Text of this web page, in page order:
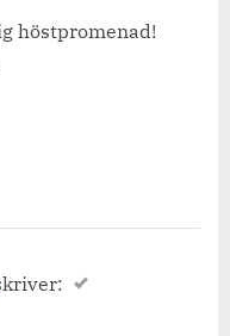
höstpromenad!